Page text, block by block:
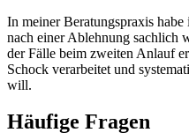
In meiner Beratungspraxis
nach einer Ablehnung sachlich
der Fälle beim zweiten Anlauf
Schock verarbeitet und
will.
Häufige Fragen